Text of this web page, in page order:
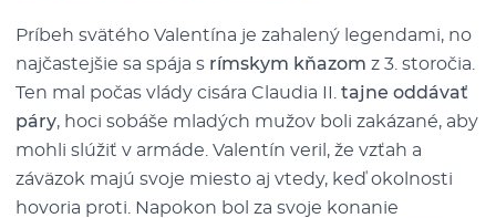
Príbeh svätého Valentína je zahalený legendami, no
najčastejšie sa spája s rímskym kňazom z 3. storočia.
Ten mal počas vlády cisára Claudia II. tajne oddávať
páry, hoci sobáše mladých mužov boli zakázané, aby
mohli slúžiť v armáde. Valentín veril, že vzťah a
záväzok majú svoje miesto aj vtedy, keď okolnosti
hovoria proti. Napokon bol za svoje konanie